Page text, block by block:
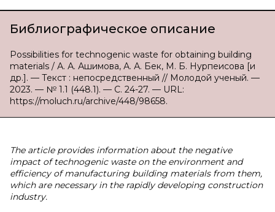
Библиографическое описание
Possibilities for technogenic waste for obtaining building
materials / А. А. Ашимова, А. А. Бек, М. Б. Нурпеисова [и
др.]. — Текст : непосредственный // Молодой ученый. —
2023. — № 1.1 (448.1). — С. 24-27. — URL:
https://moluch.ru/archive/448/98658.
The article provides information about the negative
impact of technogenic waste on the environment and
efficiency of manufacturing building materials from them,
which are necessary in the rapidly developing construction
industry.